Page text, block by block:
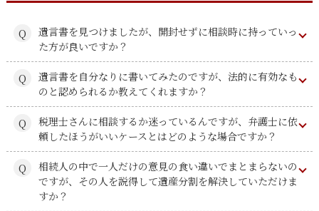
遺言書を見つけましたが、開封せずに相談時に持っていっ
た方が良いですか？
遺言書を自分なりに書いてみたのですが、法的に有効なも
のと認められるか教えてくれますか？
税理士さんに相談するか迷っているんですが、弁護士に依
頼したほうがいいケースとはどのような場合ですか？
相続人の中で一人だけの意見の食い違いでまとまらないの
ですが、その人を説得して遺産分割を解決していただけま
すか？